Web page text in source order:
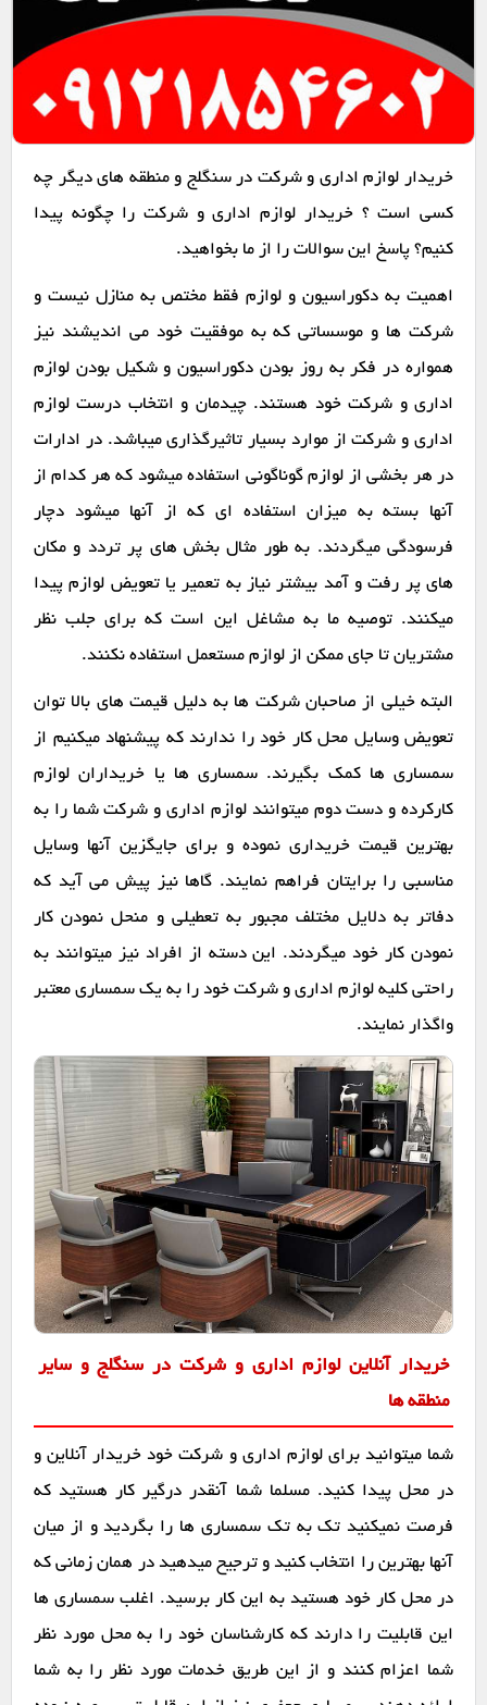
خریدار لوازم اداری و شرکت در سنگلج و منطقه های دیگر چه
کسی است ؟ خریدار لوازم اداری و شرکت را چگونه پیدا
کنیم؟ پاسخ این سوالات را از ما بخواهید.
اهمیت به دکوراسیون و لوازم فقط مختص به منازل نیست و
شرکت ها و موسساتی که به موفقیت خود می اندیشند نیز
همواره در فکر به روز بودن دکوراسیون و شکیل بودن لوازم
اداری و شرکت خود هستند. چیدمان و انتخاب درست لوازم
اداری و شرکت از موارد بسیار تاثیرگذاری میباشد. در ادارات
در هر بخشی از لوازم گوناگونی استفاده میشود که هر کدام از
آنها بسته به میزان استفاده ای که از آنها میشود دچار
فرسودگی میگردند. به طور مثال بخش های پر تردد و مکان
های پر رفت و آمد بیشتر نیاز به تعمیر یا تعویض لوازم پیدا
میکنند. توصیه ما به مشاغل این است که برای جلب نظر
مشتریان تا جای ممکن از لوازم مستعمل استفاده نکنند.
البته خیلی از صاحبان شرکت ها به دلیل قیمت های بالا توان
تعویض وسایل محل کار خود را ندارند که پیشنهاد میکنیم از
سمساری ها کمک بگیرند. سمساری ها یا خریداران لوازم
کارکرده و دست دوم میتوانند لوازم اداری و شرکت شما را به
بهترین قیمت خریداری نموده و برای جایگزین آنها وسایل
مناسبی را برایتان فراهم نمایند. گاها نیز پیش می آید که
دفاتر به دلایل مختلف مجبور به تعطیلی و منحل نمودن کار
نمودن کار خود میگردند. این دسته از افراد نیز میتوانند به
راحتی کلیه لوازم اداری و شرکت خود را به یک سمساری معتبر
واگذار نمایند.
خریدار آنلاین لوازم اداری و شرکت در سنگلج و سایر
منطقه ها
شما میتوانید برای لوازم اداری و شرکت خود خریدار آنلاین و
در محل پیدا کنید. مسلما شما آنقدر درگیر کار هستید که
فرصت نمیکنید تک به تک سمساری ها را بگردید و از میان
آنها بهترین را انتخاب کنید و ترجیح میدهید در همان زمانی که
در محل کار خود هستید به این کار برسید. اغلب سمساری ها
این قابلیت را دارند که کارشناسان خود را به محل مورد نظر
شما اعزام کنند و از این طریق خدمات مورد نظر را به شما